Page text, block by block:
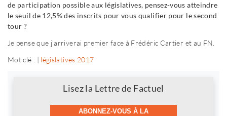
de participation possible aux législatives, pensez-vous atteindre
le seuil de 12,5% des inscrits pour vous qualifier pour le second
tour ?
Je pense que j'arriverai premier face à Frédéric Cartier et au FN.
Mot clé : | législatives 2017
Lisez la Lettre de Factuel
ABONNEZ-VOUS À LA